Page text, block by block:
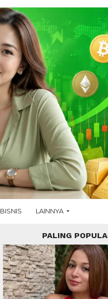
BISNIS LAINNYA
PALING